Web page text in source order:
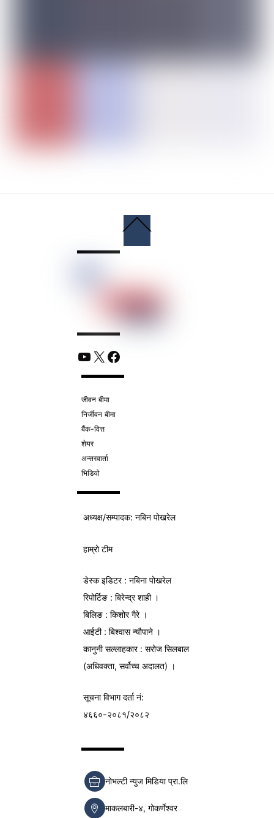
To
YouTube
X Facebook
जीवन बीमा
निर्जीवन बीमा
बैंक-वित्त
शेयर
अन्तरवार्ता
भिडियो
अध्यक्ष/सम्पादक: नबिन पोखरेल
हाम्रो टीम
डेस्क इडिटर : नबिना पोखरेल
रिपोर्टिङ : बिरेन्द्र शाही ।
बिलिङ : किशोर गैरे ।
आईटी : बिश्वास न्यौपाने ।
कानुनी सल्लाहकार : सरोज सिलबाल
(अधिवक्ता, सर्वोच्च अदालत) ।
सूचना विभागदर्ता नं:
४६६०-२०८१/२०८२
नोभल्टी न्युज मिडिया प्रा.लि
माकलबारी-४, गोकर्णेश्वर